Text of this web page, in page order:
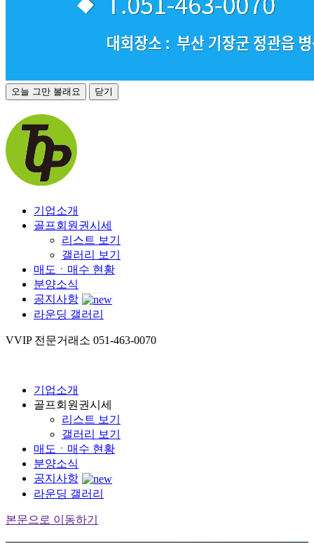
오늘 그만 볼래요 닫기
기업소개
골프회원권시세
리스트 보기
갤러리 보기
매도ㆍ매수 현황
분양소식
공지사항
라운딩 갤러리
VVIP 전문거래소 051-463-0070
기업소개
골프회원권시세
리스트 보기
갤러리 보기
매도ㆍ매수 현황
분양소식
공지사항
라운딩 갤러리
본문으로 이동하기